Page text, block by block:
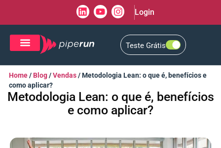
Login
Teste Grátis
Home/ Blog/Vendas/Metodologia Lean: o que é, benefícios e
como aplicar?
Metodologia Lean: o que é, benefícios
e como aplicar?